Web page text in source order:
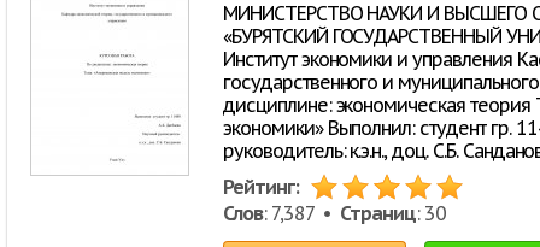
МИНИСТЕРСТВО НАУКИ И ВЫСШЕГО
«БУРЯТСКИЙ ГОСУДАРСТВЕННЫЙ
Институт экономики и управления
государственного и
дисциплине: экономическая
экономики» Выполнил: студент гр.
руководитель: к.э.н., доц. С.Б.
Рейтинг:
Слов: 7,387 • Страниц: 30